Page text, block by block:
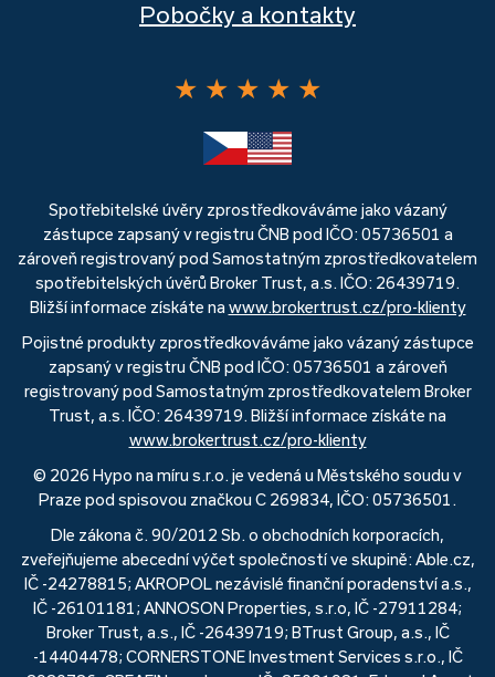
Pobočky a kontakty
★ ★ ★ ★ ★
Spotřebitelské úvěry zprostředkováváme jako vázaný
zástupce zapsaný v registru ČNB pod IČO: 05736501 a
zároveň registrovaný pod Samostatným zprostředkovatelem
spotřebitelských úvěrů Broker Trust, a.s. IČO: 26439719.
Bližší informace získáte na www.brokertrust.cz/pro-klienty
Pojistné produkty zprostředkováváme jako vázaný zástupce
zapsaný v registru ČNB pod IČO: 05736501 a zároveň
registrovaný pod Samostatným zprostředkovatelem Broker
Trust, a.s. IČO: 26439719. Bližší informace získáte na
www.brokertrust.cz/pro-klienty
© 2026 Hypo na míru s.r.o. je vedená u Městského soudu v
Praze pod spisovou značkou C 269834, IČO: 05736501.
Dle zákona č. 90/2012 Sb. o obchodních korporacích,
zveřejňujeme abecední výčet společností ve skupině: Able.cz,
IČ -24278815; AKROPOL nezávislé finanční poradenství a.s.,
IČ -26101181; ANNOSON Properties, s.r.o, IČ -27911284;
Broker Trust, a.s., IČ -26439719; BTrust Group, a.s., IČ
-14404478; CORNERSTONE Investment Services s.r.o., IČ